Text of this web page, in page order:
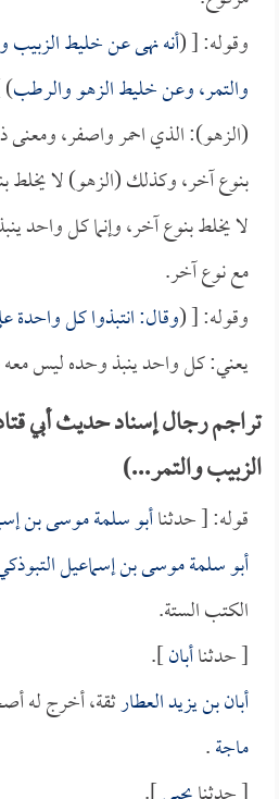
وقوله: [ (أنه نهى عن خليط الزبيب
والتمر، وعن خليط الزهو والرطب
(الزهو): الذي احمر واصفر، ومعنى
بنوع آخر، وكذلك (الزهو) لا يخلط
لا يخلط بنوع آخر، وإنما كل واحد
مع نوع آخر.
وقوله: [ (وقال: انتبذوا كل واحدة
يعني: كل واحد ينبذ وحده ليس معه
تراجم رجال إسناد حديث أبي
الزبيب والتمر...)
قوله: [ حدثناأبو سلمة موسى بن
أبو سلمة موسى بن إسماعيل
الكتب الستة.
[ حدثناأبان].
أبان بن يزيد العطارثقة، أخرج له
ماجة.